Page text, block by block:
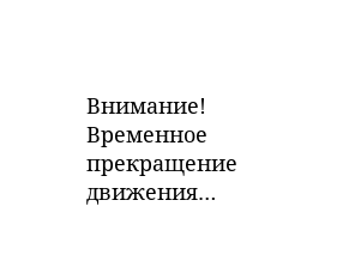
Внимание!
Временное
прекращение
движения